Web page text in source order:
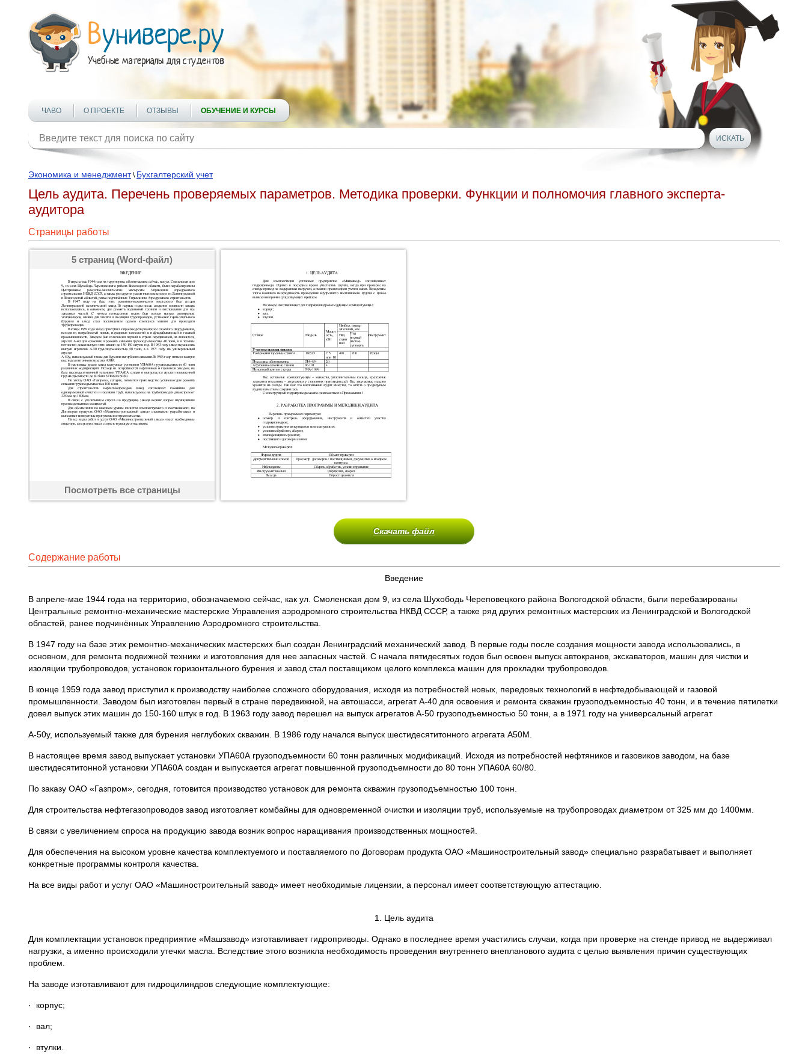
ЧАВО О ПРОЕКТЕ ОТЗЫВЫ ОБУЧЕНИЕ И КУРСЫ
Экономика и менеджмент\ Бухгалтерский учет
Цель аудита. Перечень проверяемых параметров. Методика проверки. Функции и полномочия главного эксперта-
аудитора
Страницы работы
5 страниц (Word-файл)
Посмотреть все страницы
Скачать файл
Содержание работы
Введение
В апреле-мае 1944 года на территорию, обозначаемою сейчас, как ул. Смоленская дом 9, из села Шухободь Череповецкого района Вологодской области, были перебазированы
Центральные ремонтно-механические мастерские Управления аэродромного строительства НКВД СССР, а также ряд других ремонтных мастерских из Ленинградской и Вологодской
областей, ранее подчинённых Управлению Аэродромного строительства.
В 1947 году на базе этих ремонтно-механических мастерских был создан Ленинградский механический завод. В первые годы после создания мощности завода использовались, в
основном, для ремонта подвижной техники и изготовления для нее запасных частей. С начала пятидесятых годов был освоен выпуск автокранов, экскаваторов, машин для чистки и
изоляции трубопроводов, установок горизонтального бурения и завод стал поставщиком целого комплекса машин для прокладки трубопроводов.
В конце 1959 года завод приступил к производству наиболее сложного оборудования, исходя из потребностей новых, передовых технологий в нефтедобывающей и газовой
промышленности. Заводом был изготовлен первый в стране передвижной, на автошасси, агрегат А-40 для освоения и ремонта скважин грузоподъемностью 40 тонн, и в течение пятилетки
довел выпуск этих машин до 150-160 штук в год. В 1963 году завод перешел на выпуск агрегатов А-50 грузоподъемностью 50 тонн, а в 1971 году на универсальный агрегат
А-50у, используемый также для бурения неглубоких скважин. В 1986 году начался выпуск шестидесятитонного агрегата А50М.
В настоящее время завод выпускает установки УПА60А грузоподъемности 60 тонн различных модификаций. Исходя из потребностей нефтяников и газовиков заводом, на базе
шестидесятитонной установки УПА60А создан и выпускается агрегат повышенной грузоподъемности до 80 тонн УПА60А 60/80.
По заказу ОАО «Газпром», сегодня, готовится производство установок для ремонта скважин грузоподъемностью 100 тонн.
Для строительства нефтегазопроводов завод изготовляет комбайны для одновременной очистки и изоляции труб, используемые на трубопроводах диаметром от 325 мм до 1400мм.
В связи с увеличением спроса на продукцию завода возник вопрос наращивания производственных мощностей.
Для обеспечения на высоком уровне качества комплектуемого и поставляемого по Договорам продукта ОАО «Машиностроительный завод» специально разрабатывает и выполняет
конкретные программы контроля качества.
На все виды работ и услуг ОАО «Машиностроительный завод» имеет необходимые лицензии, а персонал имеет соответствующую аттестацию.
1. Цель аудита
Для комплектации установок предприятие «Машзавод» изготавливает гидроприводы. Однако в последнее время участились случаи, когда при проверке на стенде привод не выдерживал
нагрузки, а именно происходили утечки масла. Вследствие этого возникла необходимость проведения внутреннего внепланового аудита с целью выявления причин существующих
проблем.
На заводе изготавливают для гидроцилиндров следующие комплектующие:
· корпус;
· вал;
· втулки.